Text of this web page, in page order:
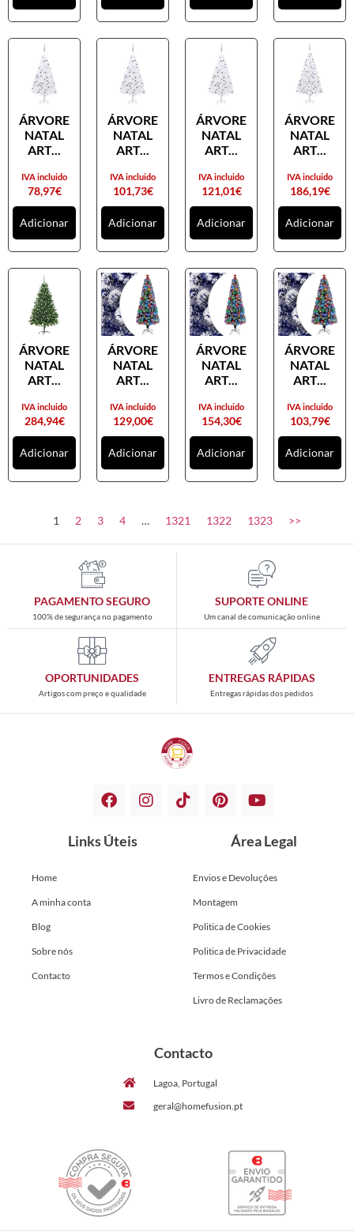
ÁRVORE
NATAL
ART...
78,97€
IVA incluido
Adicionar
ÁRVORE
NATAL
ART...
101,73€
IVA incluido
Adicionar
ÁRVORE
NATAL
ART...
121,01€
IVA incluido
Adicionar
ÁRVORE
NATAL
ART...
186,19€
IVA incluido
Adicionar
ÁRVORE
NATAL
ART...
284,94€
IVA incluido
Adicionar
ÁRVORE
NATAL
ART...
129,00€
IVA incluido
Adicionar
ÁRVORE
NATAL
ART...
154,30€
IVA incluido
Adicionar
ÁRVORE
NATAL
ART...
103,79€
IVA incluido
Adicionar
1 2 3 4 … 1321 1322 1323 >>
PAGAMENTO SEGURO
100% de segurança no pagamento
SUPORTE ONLINE
Um canal de comunicação online
OPORTUNIDADES
Artigos com preço e qualidade
ENTREGAS RÁPIDAS
Entregas rápidas dos pedidos
Links Úteis
Home
A minha conta
Blog
Sobre nós
Contacto
Área Legal
Envios e Devoluções
Montagem
Politica de Cookies
Politica de Privacidade
Termos e Condições
Livro de Reclamações
Contacto
Lagoa, Portugal
geral@homefusion.pt